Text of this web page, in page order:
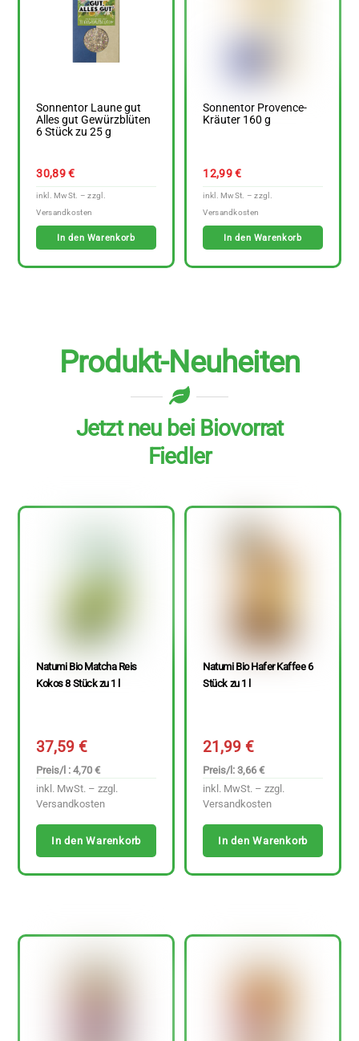
Sonnentor Laune gut
Alles gut Gewürzblüten
6 Stück zu 25 g
30,89€
In den Warenkorb
Sonnentor Provence-
Kräuter 160 g
12,99€
In den Warenkorb
Produkt-Neuheiten
Jetzt neu bei Biovorrat
Fiedler
Natumi Bio Matcha Reis
Kokos 8 Stück zu 1 l
37,59€
Preis/l : 4,70 €
inkl. MwSt. – zzgl.
Versandkosten
In den Warenkorb
Natumi Bio Hafer Kaffee 6
Stück zu 1 l
21,99€
Preis/l: 3,66 €
inkl. MwSt. – zzgl.
Versandkosten
In den Warenkorb